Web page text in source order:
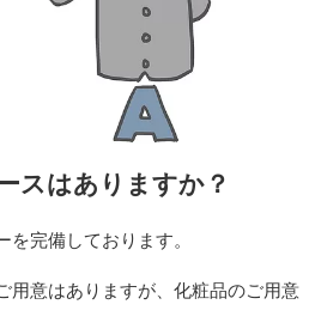
スはありますか？
完備しております。
用意はありますが、化粧品のご用意